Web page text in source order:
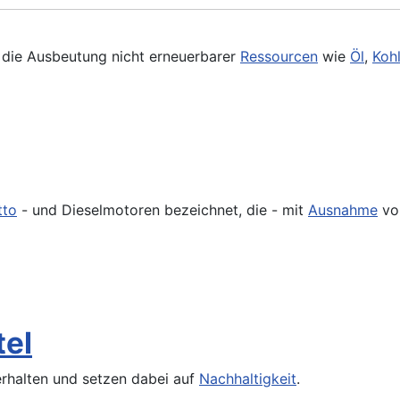
Ausbeutung nicht erneuerbarer Ressourcen wie Öl,
- und Dieselmotoren bezeichnet, die - mit Ausnahme
und setzen dabei auf Nachhaltigkeit.